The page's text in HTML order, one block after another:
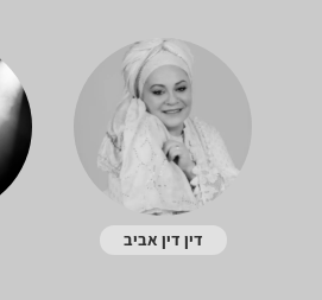
דין דין אביב